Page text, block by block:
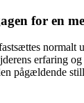
for en
normalt
erfaring
pågældende